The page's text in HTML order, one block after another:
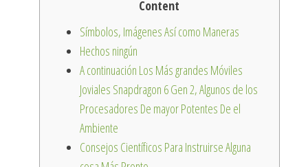
Content
Símbolos, Imágenes Así­ como Maneras
Hechos ningún
A continuación Los Más grandes Móviles
Joviales Snapdragon 6 Gen 2, Algunos de los
Procesadores De mayor Potentes De el
Ambiente
Consejos Científicos Para Instruirse Alguna